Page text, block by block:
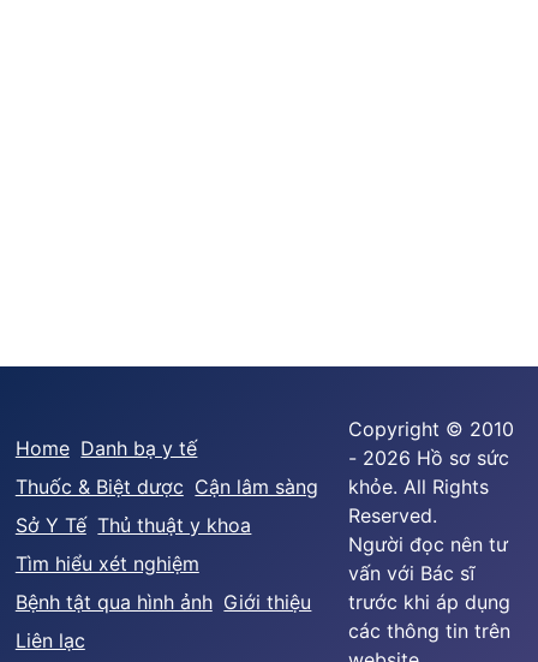
Home Danh bạ y tế
Thuốc & Biệt dược Cận lâm sàng
Sở Y Tế Thủ thuật y khoa
Tìm hiểu xét nghiệm
Bệnh tật qua hình ảnh Giới thiệu
Liên lạc
Copyright © 2010
- 2026 Hồ sơ sức
khỏe. All Rights
Reserved.
Người đọc nên tư
vấn với Bác sĩ
trước khi áp dụng
các thông tin trên